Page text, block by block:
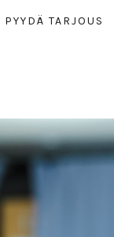
PYYDÄ TAR­JOUS